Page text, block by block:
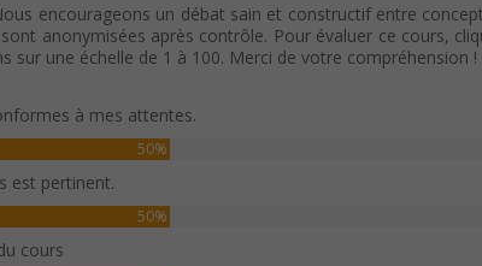
encourageons un débat sain et constructif entre
anonymisées après contrôle. Pour évaluer ce cours,
sur une échelle de 1 à 100. Merci de votre compréhension !
à mes attentes.
50%
est pertinent.
50%
cours